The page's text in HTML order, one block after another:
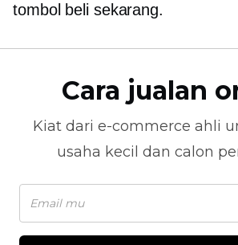
tombol beli sekarang.
Cara jualan
Kiat dari e-commerce ahli
usaha kecil dan calon